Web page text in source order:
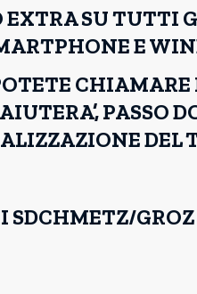
EXTRA SU TUTTI
E
CHIAMARE
PASSO
DEL
SDCHMETZ/